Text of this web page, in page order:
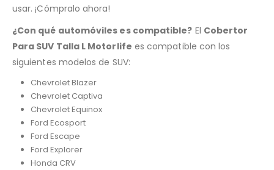
usar. ¡Cómpralo ahora!
¿Con qué automóviles es compatible? El Cobertor
Para SUV Talla L Motorlife es compatible con los
siguientes modelos de SUV:
Chevrolet Blazer
Chevrolet Captiva
Chevrolet Equinox
Ford Ecosport
Ford Escape
Ford Explorer
Honda CRV